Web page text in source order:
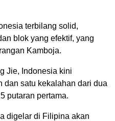
terbilang solid,
blok yang efektif, yang
Kamboja.
Jie, Indonesia kini
dan satu kekalahan dari dua
putaran pertama.
digelar di Filipina akan